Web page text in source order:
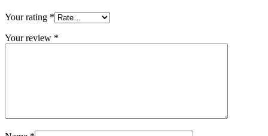
Your rating *
Your review *